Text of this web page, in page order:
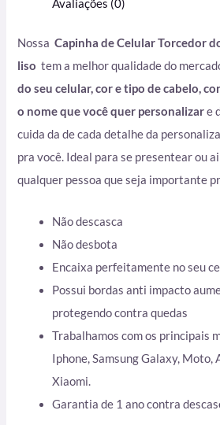
Avaliações (0)
NossaCapinha de Celular Torcedor
liso tem a melhor qualidade do
do seu celular, cor e tipo de cabelo,
o nome que você quer personalizare
cuida da de cada detalhe da
pra você. Ideal para se presentear ou
qualquer pessoa que seja importante
Não descasca
Não desbota
Encaixa perfeitamente no seu
Possui bordas anti impacto
protegendo contra quedas
Trabalhamos com os principais
Iphone, Samsung Galaxy, Moto,
Xiaomi.
Garantia de 1 ano contra